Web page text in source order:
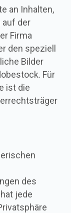
an Inhalten,
auf der
Firma
den speziell
Bilder
Für
ist die
des
jede